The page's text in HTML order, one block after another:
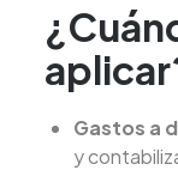
Gastos a
y